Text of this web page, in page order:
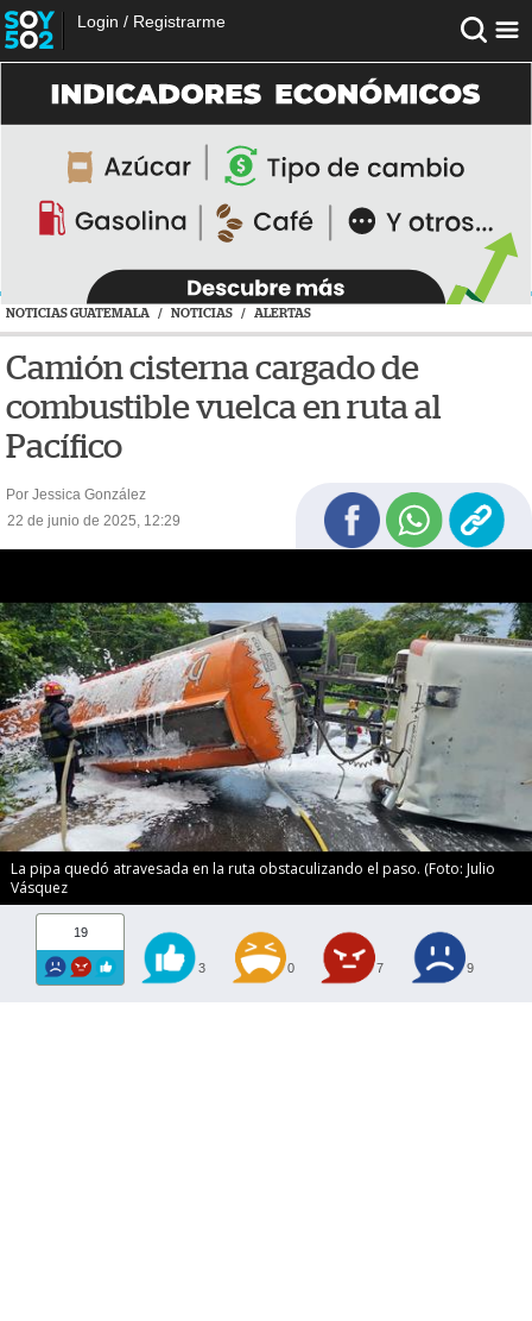
Login / Registrarme
NOTICIAS GUATEMALA / NOTICIAS / ALERTAS
Camión cisterna cargado de
combustible vuelca en ruta al
Pacífico
Por Jessica González
22 de junio de 2025, 12:29
La pipa quedó atravesada en la ruta obstaculizando el paso. (Foto: Julio
Vásquez
19
3 0 7 9